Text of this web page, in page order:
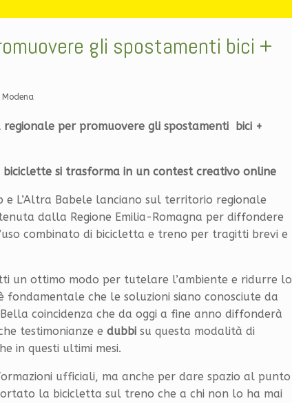
gli spostamenti bici +
Modena
per promuovere gli spostamenti bici +
biciclette si trasforma in un contest creativo online
e L’Altra Babele lanciano sul territorio regionale
dalla Regione Emilia-Romagna per diffondere
combinato di bicicletta e treno per tragitti brevi e
un ottimo modo per tutelare l’ambiente e ridurre lo
fondamentale che le soluzioni siano conosciute da
coincidenza che da oggi a fine anno diffonderà
testimonianze e dubbi su questa modalità di
in questi ultimi mesi.
ufficiali, ma anche per dare spazio al punto
la bicicletta sul treno che a chi non lo ha mai